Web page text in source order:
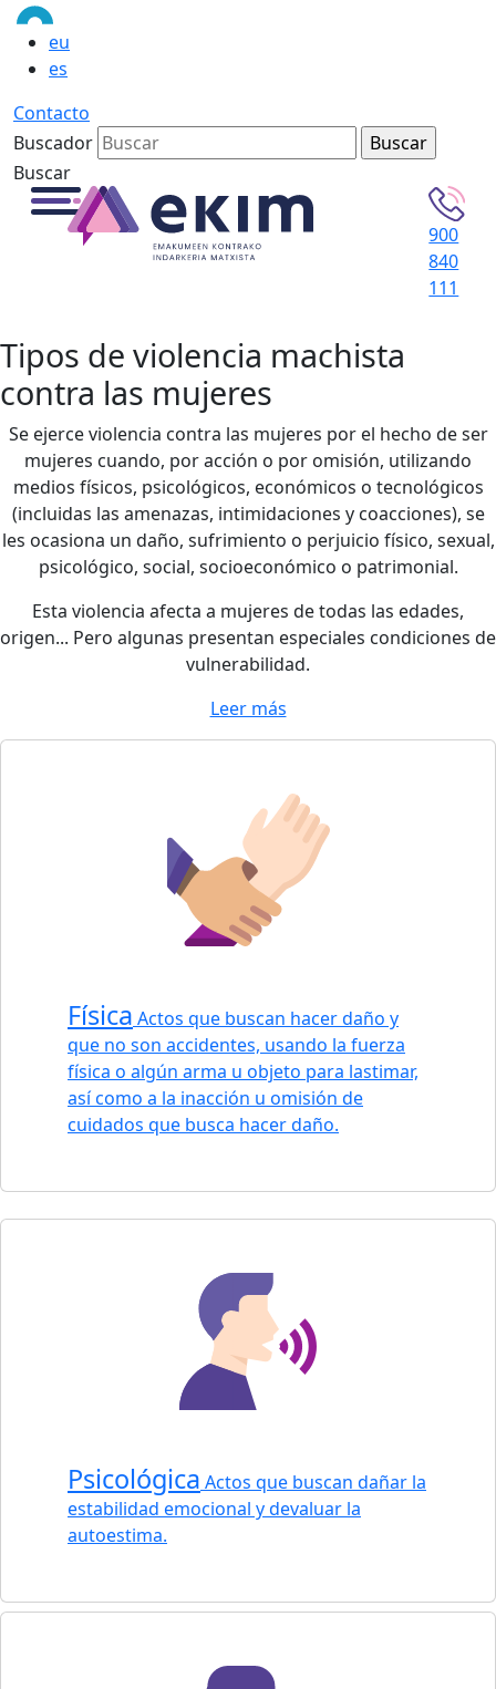
eu
es
Contacto
Buscador
Buscar
900
840
111
Tipos de violencia machista
contra las mujeres
Se ejerce violencia contra las mujeres por el hecho de ser
mujeres cuando, por acción o por omisión, utilizando
medios físicos, psicológicos, económicos o tecnológicos
(incluidas las amenazas, intimidaciones y coacciones), se
les ocasiona un daño, sufrimiento o perjuicio físico, sexual,
psicológico, social, socioeconómico o patrimonial.
Esta violencia afecta a mujeres de todas las edades,
origen... Pero algunas presentan especiales condiciones de
vulnerabilidad.
Leer más
Física Actos que buscan hacer daño y
que no son accidentes, usando la fuerza
física o algún arma u objeto para lastimar,
así como a la inacción u omisión de
cuidados que busca hacer daño.
Psicológica Actos que buscan dañar la
estabilidad emocional y devaluar la
autoestima.